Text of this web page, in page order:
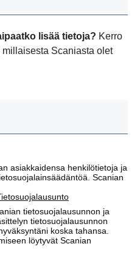
lisää tietoja? Kerro
Scaniasta olet
asiakkaidensa henkilötietoja ja
Scanian
tietosuojalausunnon ja
tietosuojalausunnon
koska tahansa.
löytyvät Scanian